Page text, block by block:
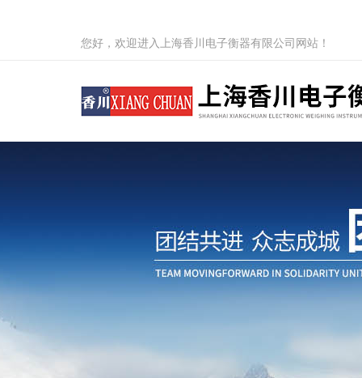
您好，欢迎进入上海香川电子衡器有限公司网站！